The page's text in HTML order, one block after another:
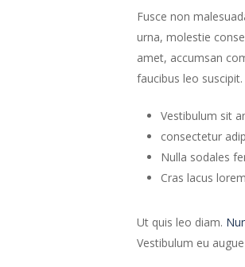
Fusce non
urna, molestie
amet, accumsan
faucibus leo suscipit.
Vestibulum sit
consectetur
Nulla sodales
Cras lacus lorem
Ut quis leo diam.
Vestibulum eu